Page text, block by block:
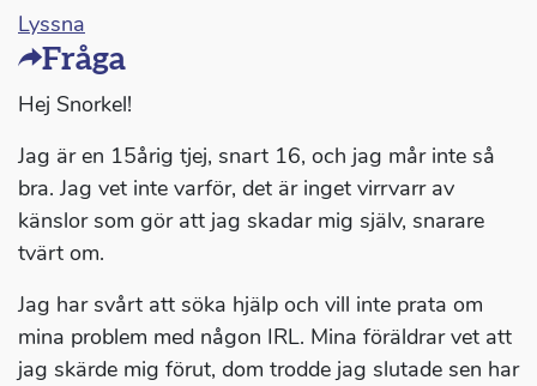
Lyssna
Fråga
Hej Snorkel!
Jag är en 15årig tjej, snart 16, och jag mår inte så
bra. Jag vet inte varför, det är inget virrvarr av
känslor som gör att jag skadar mig själv, snarare
tvärt om.
Jag har svårt att söka hjälp och vill inte prata om
mina problem med någon IRL. Mina föräldrar vet att
jag skärde mig förut, dom trodde jag slutade sen har